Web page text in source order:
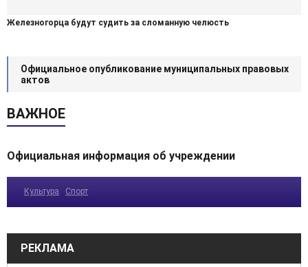
Железногорца будут судить за сломанную челюсть
Официальное опубликование муниципальных правовых
актов
ВАЖНОЕ
Официальная информация об учреждении
Культура Спорт
РЕКЛАМА